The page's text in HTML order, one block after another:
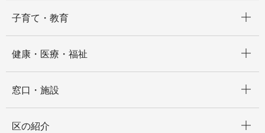
子育て・教育
健康・医療・福祉
窓口・施設
区の紹介